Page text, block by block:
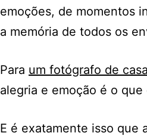
emoções, de momentos
a memória de todos os
Para um fotógrafo de
alegria e emoção é o
E é exatamente isso que